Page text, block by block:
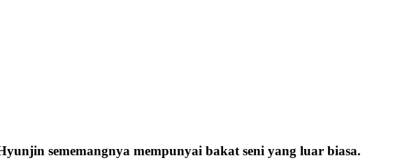
sememangnya mempunyai bakat seni yang luar biasa.